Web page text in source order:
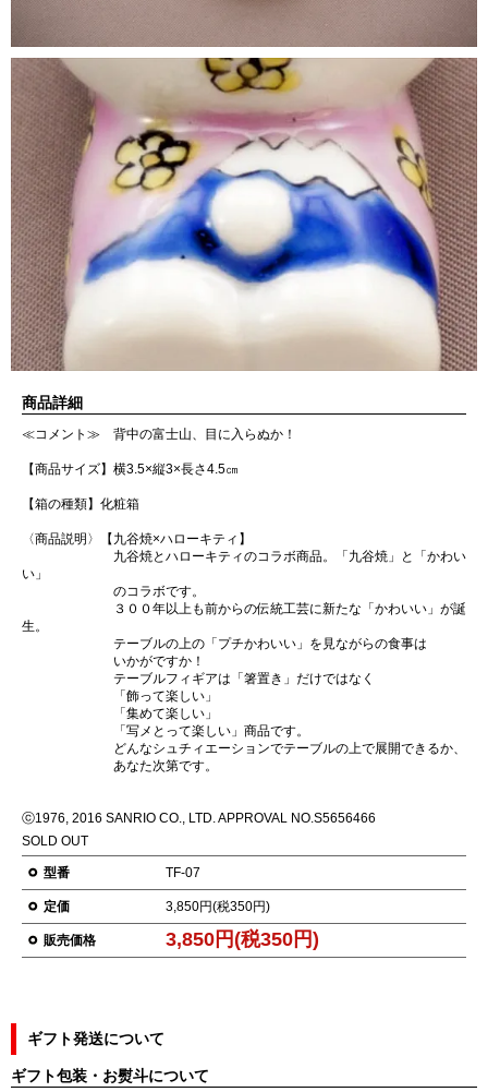
商品詳細
≪コメント≫ 背中の富士山、目に入らぬか！
【商品サイズ】横3.5×縦3×長さ4.5㎝
【箱の種類】化粧箱
〈商品説明〉【九谷焼×ハローキティ】
九谷焼とハローキティのコラボ商品。「九谷焼」と「かわい
い」
のコラボです。
３００年以上も前からの伝統工芸に新たな「かわいい」が誕
生。
テーブルの上の「プチかわいい」を見ながらの食事は
いかがですか！
テーブルフィギアは「箸置き」だけではなく
「飾って楽しい」
「集めて楽しい」
「写メとって楽しい」商品です。
どんなシュチィエーションでテーブルの上で展開できるか、
あなた次第です。
ⓒ1976, 2016 SANRIO CO., LTD. APPROVAL NO.S5656466
SOLD OUT
型番 TF-07
定価 3,850円(税350円)
販売価格 3,850円(税350円)
ギフト発送について
ギフト包装・お熨斗について